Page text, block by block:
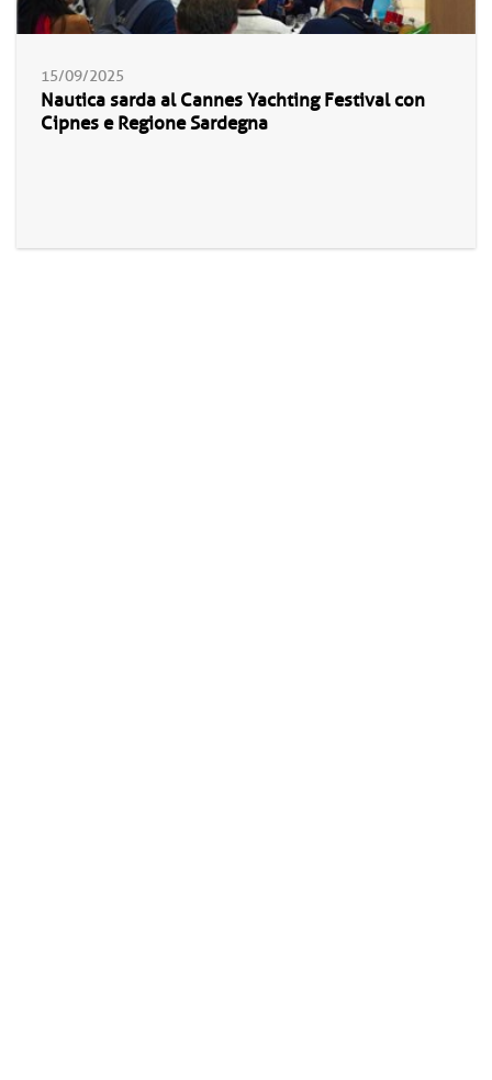
15/09/2025
Nautica sarda al Cannes Yachting Festival con
Cipnes e Regione Sardegna